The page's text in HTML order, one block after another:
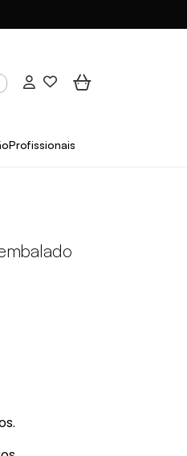
Profissionais